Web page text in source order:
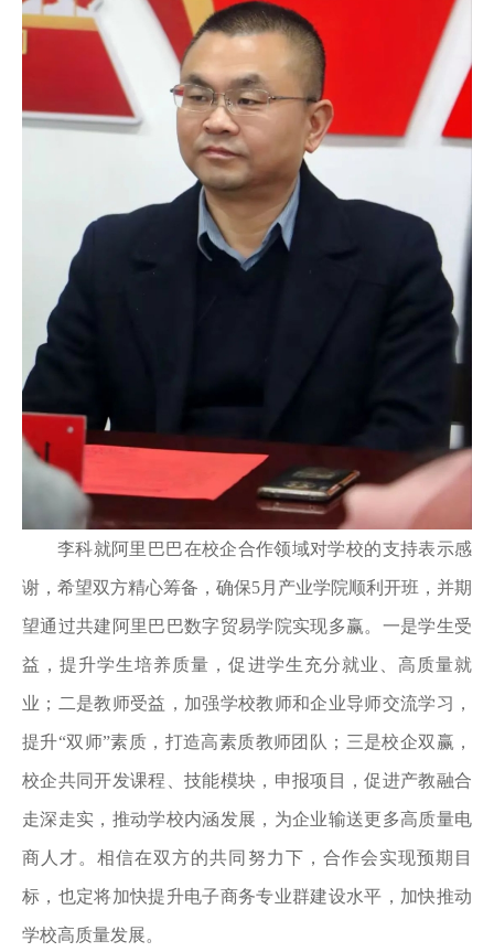
李科就阿里巴巴在校企合作领域对学校的支持表示感
谢，希望双方精心筹备，确保5月产业学院顺利开班，并期
望通过共建阿里巴巴数字贸易学院实现多赢。一是学生受
益，提升学生培养质量，促进学生充分就业、高质量就
业；二是教师受益，加强学校教师和企业导师交流学习，
提升“双师”素质，打造高素质教师团队；三是校企双赢，
校企共同开发课程、技能模块，申报项目，促进产教融合
走深走实，推动学校内涵发展，为企业输送更多高质量电
商人才。相信在双方的共同努力下，合作会实现预期目
标，也定将加快提升电子商务专业群建设水平，加快推动
学校高质量发展。